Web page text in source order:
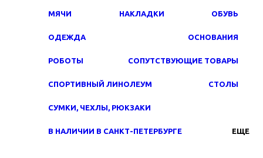
МЯЧИ НАКЛАДКИ ОБУВЬ
ОДЕЖДА ОСНОВАНИЯ
РОБОТЫ СОПУТСТВУЮЩИЕ ТОВАРЫ
СПОРТИВНЫЙ ЛИНОЛЕУМ СТОЛЫ
СУМКИ, ЧЕХЛЫ, РЮКЗАКИ
В НАЛИЧИИ В САНКТ-ПЕТЕРБУРГЕ ЕЩЕ